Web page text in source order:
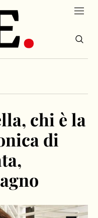
chi è la
di